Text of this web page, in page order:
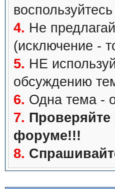
воспользуйтесь
4. Не
(исключение -
5. НЕ
обсуждению
6. Одна тема -
7. Проверяйте
форуме!!!
8.